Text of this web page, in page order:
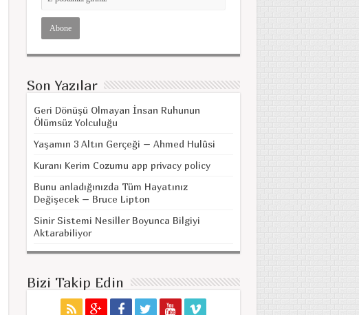
Son Yazılar
Geri Dönüşü Olmayan İnsan Ruhunun
Ölümsüz Yolculuğu
Yaşamın 3 Altın Gerçeği – Ahmed Hulûsi
Kuranı Kerim Cozumu app privacy policy
Bunu anladığınızda Tüm Hayatınız
Değişecek – Bruce Lipton
Sinir Sistemi Nesiller Boyunca Bilgiyi
Aktarabiliyor
Bizi Takip Edin